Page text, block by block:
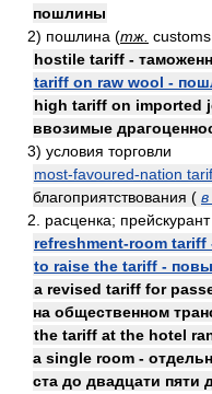
пошлины
2) пошлина (тж.
hostile tariff -
tariff on raw wool -
high tariff on imported
ввозимые
3) условия торговли
most-favoured-nation
благоприятствования (
2. расценка; прейскурант
refreshment-room tariff
to raise the tariff -
a revised tariff for
на общественном
the tariff at the hotel
a single room -
ста до двадцати пяти